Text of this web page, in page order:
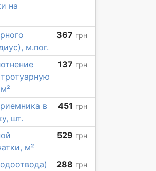
на
м.пог.
367 грн
137 грн
в
шт.
451 грн
м²
529 грн
288 грн